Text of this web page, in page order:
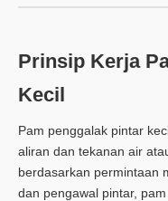
Prinsip Kerja
Kecil
Pam penggalak pintar
aliran dan tekanan air
berdasarkan permintaan
dan pengawal pintar,